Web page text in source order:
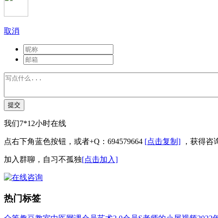
取消
提交
我们7*12小时在线
点右下角蓝色按钮，或者+Q：694579664 [点击复制] ，获得咨
加入群聊，自习不孤独[点击加入]
热门标签